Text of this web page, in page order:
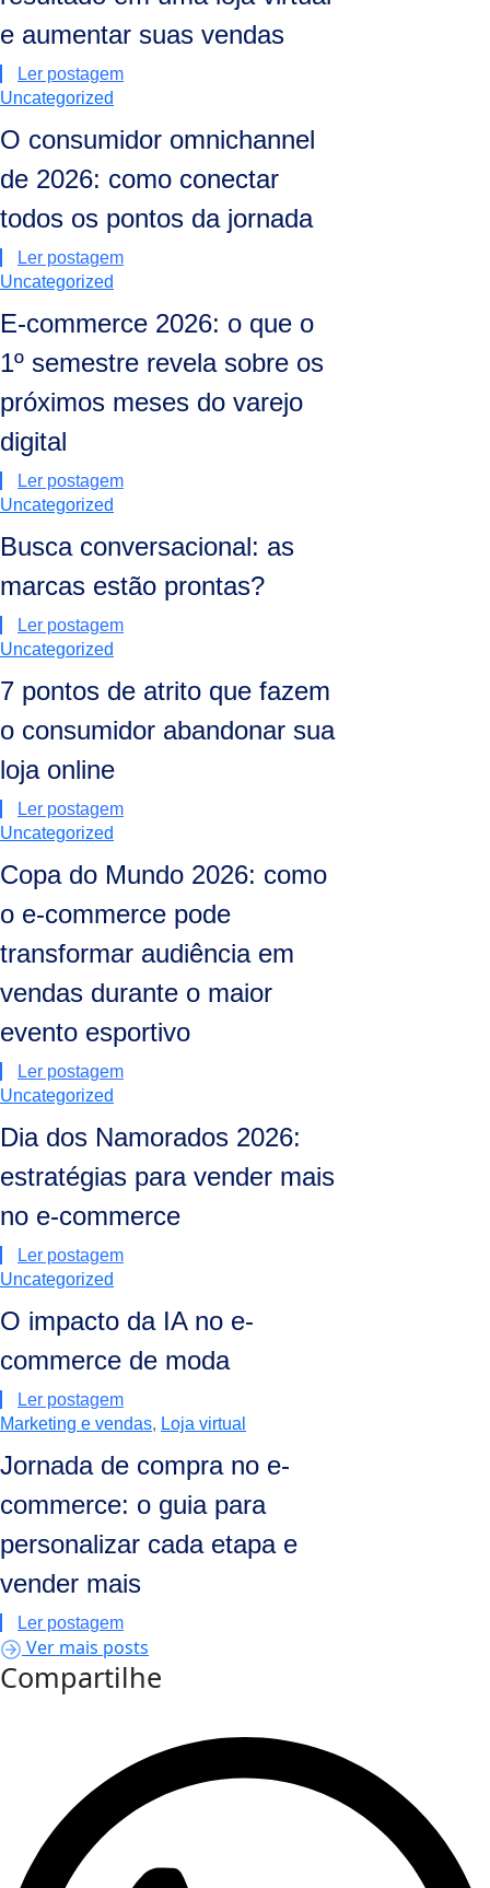
e aumentar suas vendas
Ler postagem
Uncategorized
O consumidor omnichannel
de 2026: como conectar
todos os pontos da jornada
Ler postagem
Uncategorized
E-commerce 2026: o que o
1º semestre revela sobre os
próximos meses do varejo
digital
Ler postagem
Uncategorized
Busca conversacional: as
marcas estão prontas?
Ler postagem
Uncategorized
7 pontos de atrito que fazem
o consumidor abandonar sua
loja online
Ler postagem
Uncategorized
Copa do Mundo 2026: como
o e-commerce pode
transformar audiência em
vendas durante o maior
evento esportivo
Ler postagem
Uncategorized
Dia dos Namorados 2026:
estratégias para vender mais
no e-commerce
Ler postagem
Uncategorized
O impacto da IA no e-
commerce de moda
Ler postagem
Marketing e vendas, Loja virtual
Jornada de compra no e-
commerce: o guia para
personalizar cada etapa e
vender mais
Ler postagem
Ver mais posts
Compartilhe